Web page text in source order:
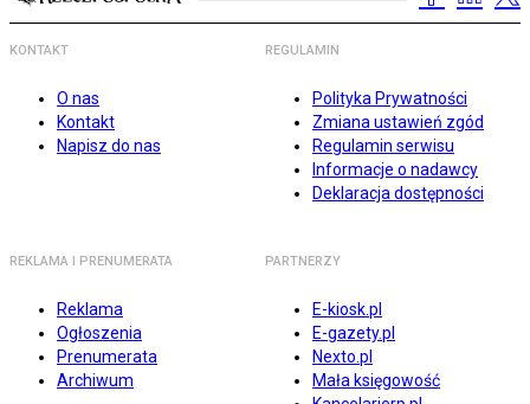
KONTAKT
O nas
Kontakt
Napisz do nas
REGULAMIN
Polityka Prywatności
Zmiana ustawień zgód
Regulamin serwisu
Informacje o nadawcy
Deklaracja dostępności
REKLAMA I PRENUMERATA
Reklama
Ogłoszenia
Prenumerata
Archiwum
PARTNERZY
E-kiosk.pl
E-gazety.pl
Nexto.pl
Mała księgowość